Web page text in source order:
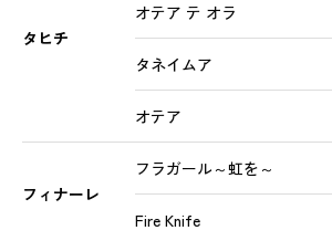
タヒチ
オテア テ オラ
タネイムア
オテア
フィナーレ
フラガール～虹を～
Fire Knife